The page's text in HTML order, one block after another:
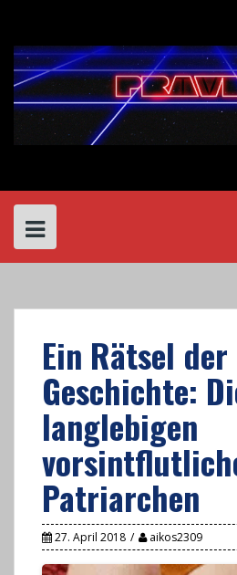
content
Ein Rätsel der
Geschichte:
langlebigen
Patriarchen
27. April 2018 aikos2309